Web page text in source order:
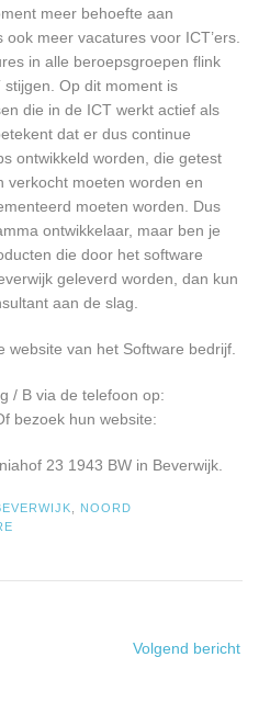
meer behoefte aan
meer vacatures voor ICT’ers.
in alle beroepsgroepen flink
Op dit moment is
die in de ICT werkt actief als
dat er dus continue
ontwikkeld worden, die getest
verkocht moeten worden en
moeten worden. Dus
ontwikkelaar, maar ben je
die door het software
geleverd worden, dan kun
aan de slag.
website van het Software bedrijf.
/ B via de telefoon op:
bezoek hun website:
23 1943 BW in Beverwijk.
NOORD
Volgend bericht